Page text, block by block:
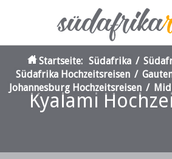
Kyalami
Startseite: Südafrika /
Südafrika Hochzeitsreisen /
Johannesburg Hochzeitsreisen /